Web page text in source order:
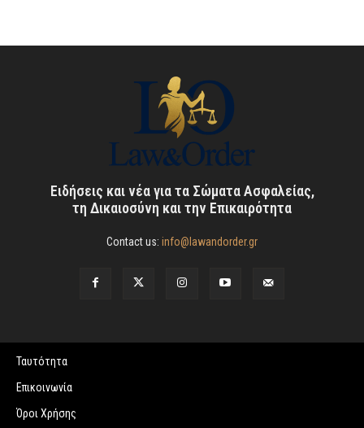
Ειδήσεις και νέα για τα Σώματα Ασφαλείας,
τη Δικαιοσύνη και την Επικαιρότητα
Contact us: info@lawandorder.gr
Ταυτότητα
Επικοινωνία
Όροι Χρήσης